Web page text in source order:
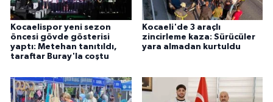
Kocaelispor yeni sezon
öncesi gövde gösterisi
yaptı: Metehan tanıtıldı,
taraftar Buray'la coştu
Kocaeli'de 3 araçlı
zincirleme kaza: Sürücüler
yara almadan kurtuldu